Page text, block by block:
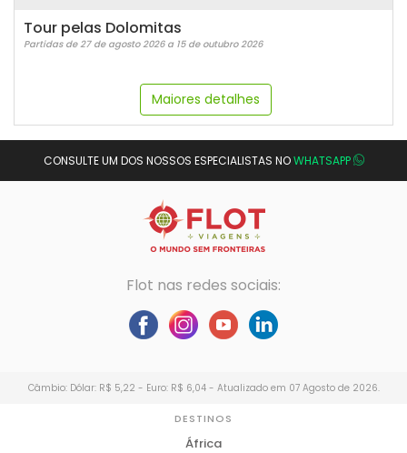
Tour pelas Dolomitas
Partidas de 27 de agosto 2026 a 15 de outubro 2026
Maiores detalhes
CONSULTE UM DOS NOSSOS ESPECIALISTAS NOWHATSAPP
Flot nas redes sociais:
Câmbio: Dólar: R$ 5,22 - Euro: R$ 6,04 - Atualizado em 07 Agosto de 2026.
DESTINOS
África